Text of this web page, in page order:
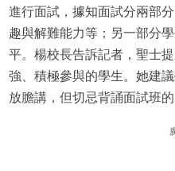
進行面試，據知面試分兩部
趣與解難能力等；另一部分
平。楊校長告訴記者，聖士
強、積極參與的學生。她建
放膽講，但切忌背誦面試班的